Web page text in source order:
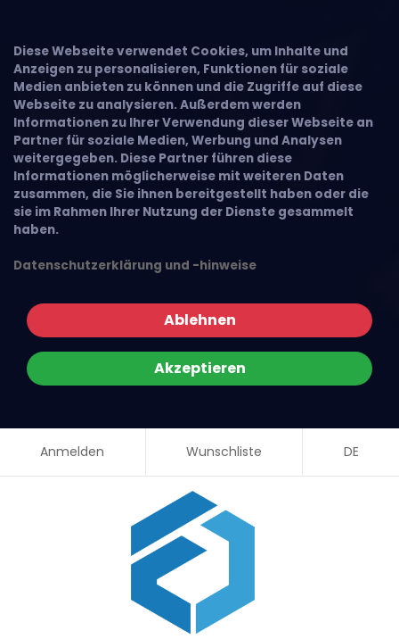
Diese Webseite verwendet Cookies, um Inhalte und
Anzeigen zu personalisieren, Funktionen für soziale
Medien anbieten zu können und die Zugriffe auf diese
Webseite zu analysieren. Außerdem werden
Informationen zu Ihrer Verwendung dieser Webseite an
Partner für soziale Medien, Werbung und Analysen
weitergegeben. Diese Partner führen diese
Informationen möglicherweise mit weiteren Daten
zusammen, die Sie ihnen bereitgestellt haben oder die
sie im Rahmen Ihrer Nutzung der Dienste gesammelt
haben.
Datenschutzerklärung und -hinweise
Ablehnen
Akzeptieren
Anmelden Wunschliste DE